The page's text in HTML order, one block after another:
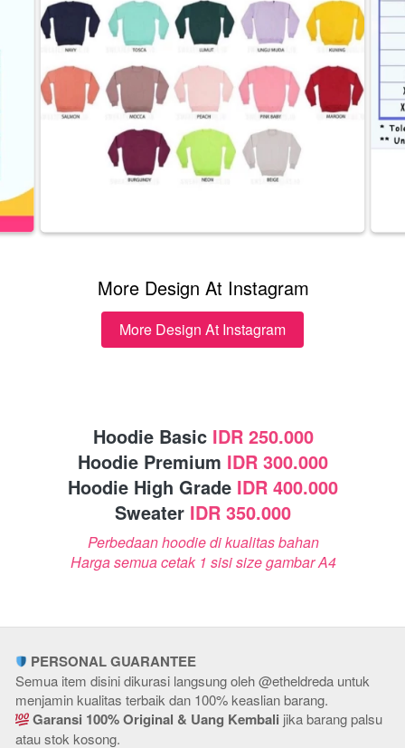
More Design At Instagram
`More Design At Instagram
Hoodie Basic IDR 250.000
Hoodie Premium IDR 300.000
Hoodie High Grade IDR 400.000
Sweater IDR 350.000
Perbedaan hoodie di kualitas bahan
Harga semua cetak 1 sisi size gambar A4
PERSONAL GUARANTEE
Semua item disinidikurasi langsung oleh @etheldreda untuk
menjamin kualitas terbaik dan 100% keaslian barang.
Garansi 100% Original & Uang Kembali jika barang palsu
atau stok kosong.